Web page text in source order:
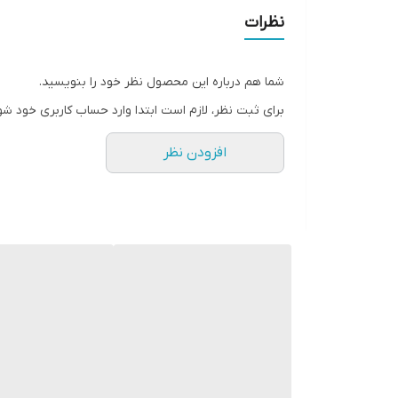
💥خروجی سوپرفست روی تمامی مدل ها
💥محافظ قوی سر کابل
💥تایپ سی به تایپ سی
نظرات
شما هم درباره این محصول نظر خود را بنویسید.
برای ثبت نظر، لازم است ابتدا وارد حساب کاربری خود
افزودن نظر